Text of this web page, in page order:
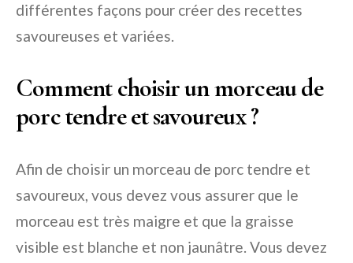
différentes façons pour créer des recettes
savoureuses et variées.
Comment choisir un morceau de
porc tendre et savoureux ?
Afin de choisir un morceau de porc tendre et
savoureux, vous devez vous assurer que le
morceau est très maigre et que la graisse
visible est blanche et non jaunâtre. Vous devez